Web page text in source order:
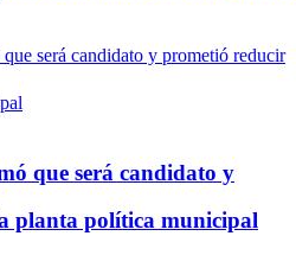
que será candidato y
planta política municipal